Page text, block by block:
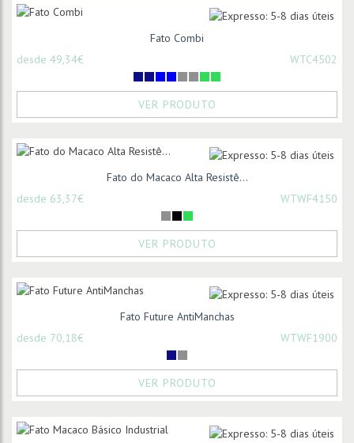
Fato Combi
desde 49,34€
WTC4502
VER PRODUTO
Fato do Macaco Alta Resistê...
desde 63,37€
WTWF4150
VER PRODUTO
Fato Future AntiManchas
desde 70,18€
WTWF1900
VER PRODUTO